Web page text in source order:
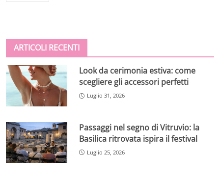
ARTICOLI RECENTI
Look da cerimonia estiva: come
scegliere gli accessori perfetti
Luglio 31, 2026
Passaggi nel segno di Vitruvio: la
Basilica ritrovata ispira il festival
Luglio 25, 2026